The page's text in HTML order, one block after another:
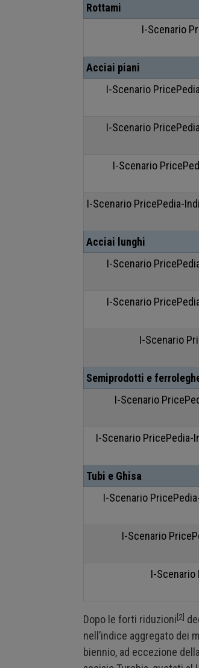
Rottami
I-Scenario
Acciai piani
I-Scenario
I-Scenario
I-Scenario
I-Scenario PricePedia-
Acciai lunghi
I-Scenario
I-Scenario
I-Scenario
Semiprodotti e
I-Scenario
I-Scenario PricePedia-
Tubi e Ghisa
I-Scenario
I-Scenario
I-Scenario
Dopo le forti riduzioni[2]
nell’indice aggregato dei
biennio, ad eccezione della